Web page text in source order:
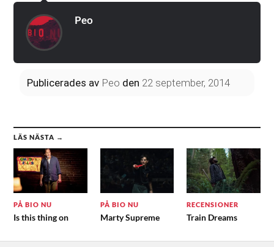
Peo
Publicerades av Peo den 22 september, 2014
LÄS NÄSTA →
PÅ BIO NU
Is this thing on
PÅ BIO NU
Marty Supreme
RECENSIONER
Train Dreams